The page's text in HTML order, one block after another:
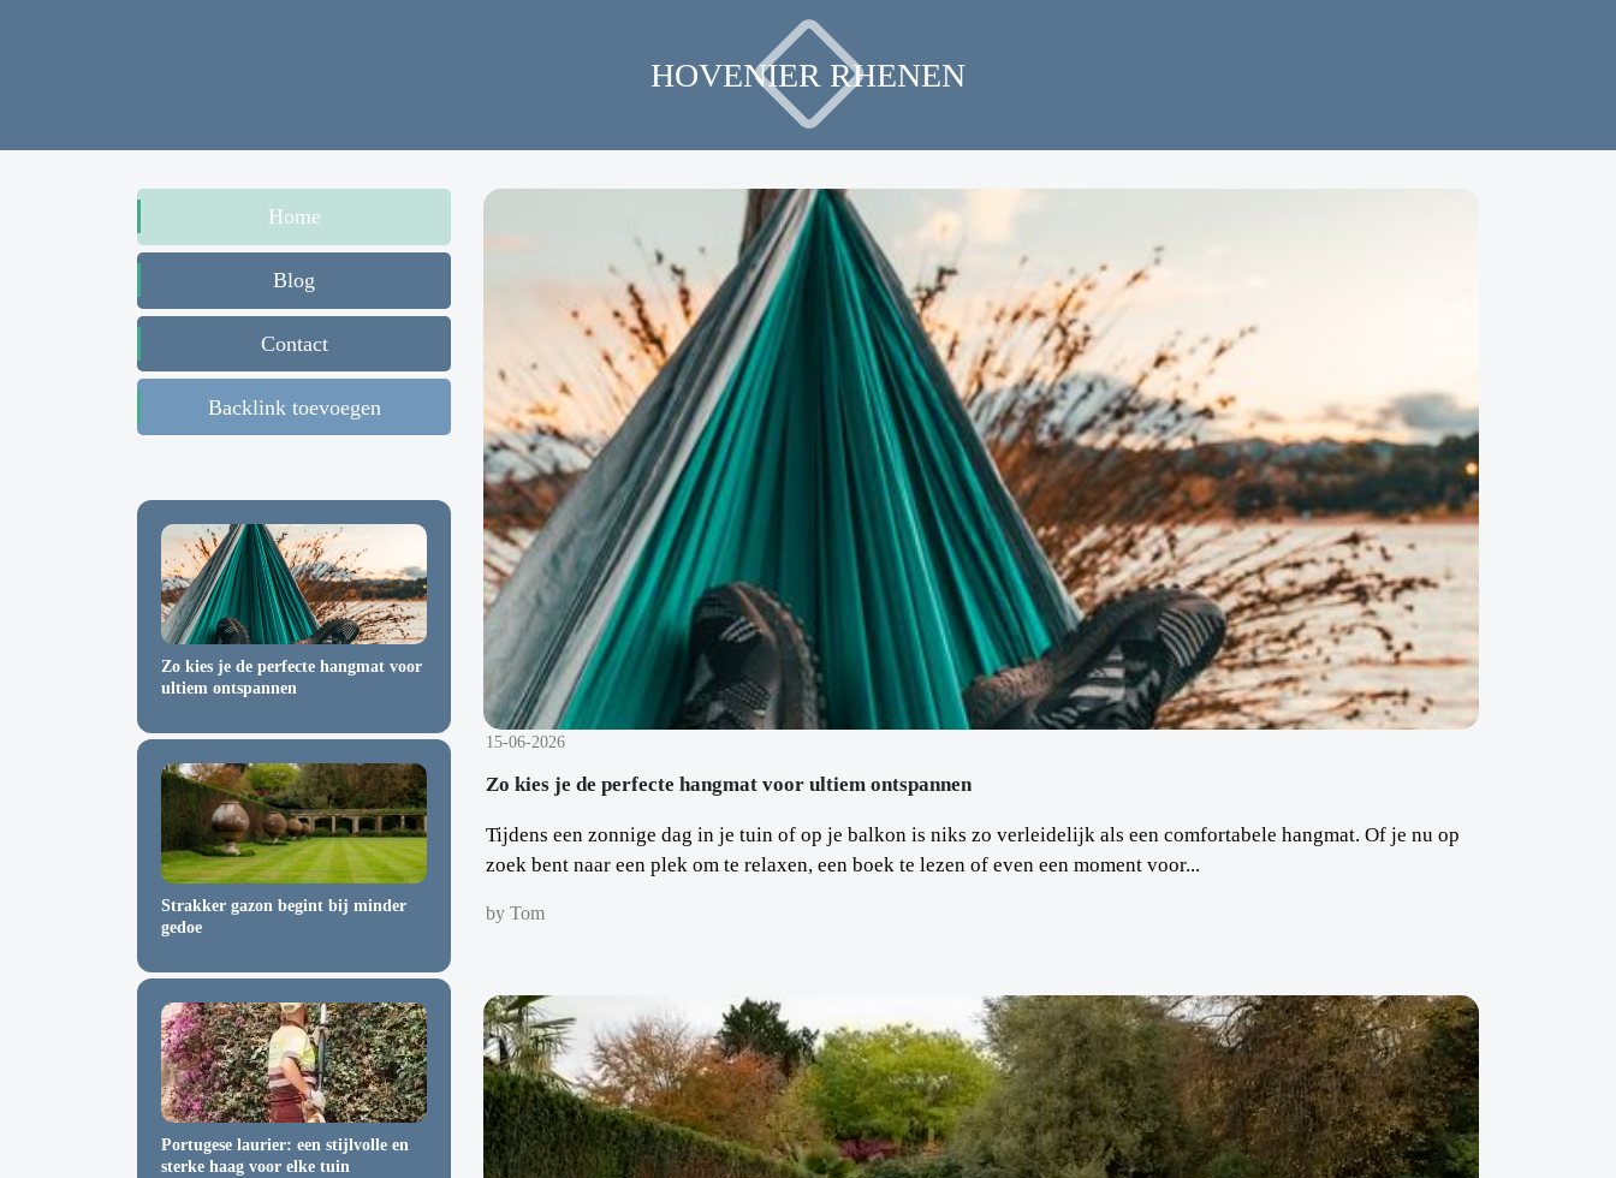
HOVENIER RHENEN
Home
Blog
Contact
Backlink toevoegen
Zo kies je de perfecte hangmat voor
ultiem ontspannen
Strakker gazon begint bij minder
gedoe
Portugese laurier: een stijlvolle en
sterke haag voor elke tuin
15-06-2026
Zo kies je de perfecte hangmat voor ultiem ontspannen
Tijdens een zonnige dag in je tuin of op je balkon is niks zo verleidelijk als een comfortabele hangmat. Of je nu op
zoek bent naar een plek om te relaxen, een boek te lezen of even een moment voor...
by Tom